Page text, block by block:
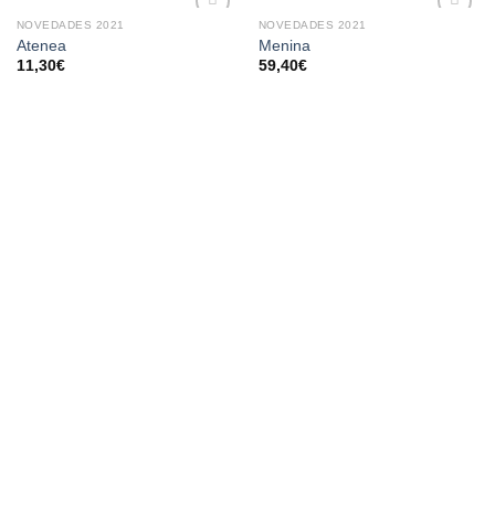
NOVEDADES 2021
Atenea
11,30€
NOVEDADES 2021
Menina
59,40€